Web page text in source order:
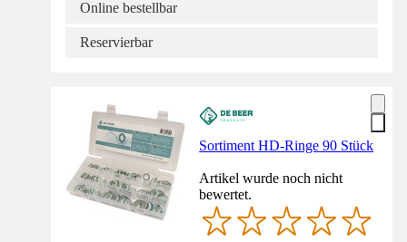
Online bestellbar
Reservierbar
Sortiment HD-Ringe 90 Stück
Artikel wurde noch nicht
bewertet.